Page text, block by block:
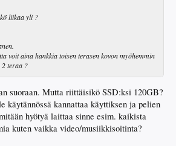
liikaa yli ?
voit aina hankkia toisen terasen kovon myöhemmin
teraa ?
suoraan. Mutta riittäisikö SSD:ksi 120GB?
käytännössä kannattaa käyttiksen ja pelien
hyötyä laittaa sinne esim. kaikista
kuten vaikka video/musiikkisoitinta?